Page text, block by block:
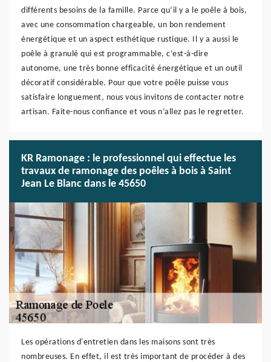
différents besoins de la famille. Parce qu’il y a le poêle à bois,
avec une consommation chargeable, un bon rendement
énergétique et un aspect esthétique rustique. Il y a aussi le
poêle à granulé qui est programmable, c’est-à-dire
autonome, une très bonne efficacité énergétique et un outil
décoratif considérable. Pour que votre poêle puisse vous
satisfaire longuement, nous vous invitons de contacter notre
artisan. Faite-nous confiance et vous n’allez pas le regretter.
KR Ramonage : le professionnel qui effectue les
travaux de ramonage des poêles à bois à Saint
Jean Le Blanc dans le 45650
Les opérations d'entretien dans les maisons sont très
nombreuses. En effet, il est très important de procéder à des